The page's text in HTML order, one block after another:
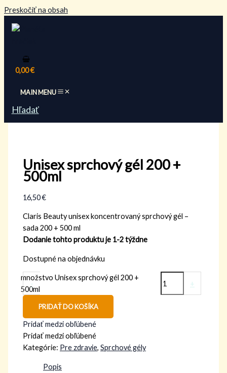
Preskočiť na obsah
0,00€
MAIN MENU
Hľadať
Unisex sprchový gél 200 +
500ml
16,50€
Claris Beauty unisex koncentrovaný sprchový gél –
sada 200 + 500 ml
Dodanie tohto produktu je 1-2 týždne
Dostupné na objednávku
-
množstvo Unisex sprchový gél 200 +
500ml
+
PRIDAŤ DO KOŠÍKA
Pridať medzi obľúbené
Pridať medzi obľúbené
Kategórie: Pre zdravie,Sprchové gély
Popis